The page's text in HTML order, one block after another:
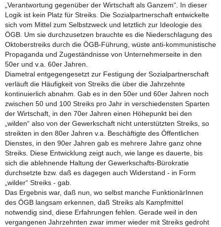
„Verantwortung gegenüber der Wirtschaft als Ganzem“. In dieser
Logik ist kein Platz für Streiks. Die Sozialpartnerschaft entwickelte
sich vom Mittel zum Selbstzweck und letztlich zur Ideologie des
ÖGB. Um sie durchzusetzen brauchte es die Niederschlagung des
Oktoberstreiks durch die ÖGB-Führung, wüste anti-kommunistische
Propaganda und Zugeständnisse von Unternehmerseite in den
50er und v.a. 60er Jahren.
Diametral entgegengesetzt zur Festigung der Sozialpartnerschaft
verläuft die Häufigkeit von Streiks die über die Jahrzehnte
kontinuierlich abnahm. Gab es in den 50er und 60er Jahren noch
zwischen 50 und 100 Streiks pro Jahr in verschiedensten Sparten
der Wirtschaft, in den 70er Jahren einen Höhepunkt bei den
„wilden“ also von der Gewerkschaft nicht unterstützten Streiks, so
streikten in den 80er Jahren v.a. Beschäftigte des Öffentlichen
Dienstes, in den 90er Jahren gab es mehrere Jahre ganz ohne
Streiks. Diese Entwicklung zeigt auch, wie lange es dauerte, bis
sich die ablehnende Haltung der Gewerkschafts-Bürokratie
durchsetzte bzw. daß es dagegen auch Widerstand - in Form
„wilder“ Streiks - gab.
Das Ergebnis war, daß nun, wo selbst manche FunktionärInnen
des ÖGB langsam erkennen, daß Streiks als Kampfmittel
notwendig sind, diese Erfahrungen fehlen. Gerade weil in den
vergangenen Jahrzehnten zwar immer wieder mit Streiks gedroht